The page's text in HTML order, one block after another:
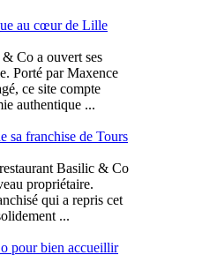
au cœur de Lille
Co a ouvert ses
Porté par Maxence
ce site compte
authentique ...
sa franchise de Tours
Basilic & Co
propriétaire.
qui a repris cet
...
pour bien accueillir